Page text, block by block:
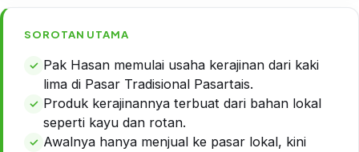
SOROTAN UTAMA
Pak Hasan memulai usaha kerajinan dari kaki
lima di Pasar Tradisional Pasartais.
Produk kerajinannya terbuat dari bahan lokal
seperti kayu dan rotan.
Awalnya hanya menjual ke pasar lokal, kini